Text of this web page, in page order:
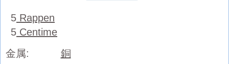
5 Rappen
5 Centime
金属:
銅